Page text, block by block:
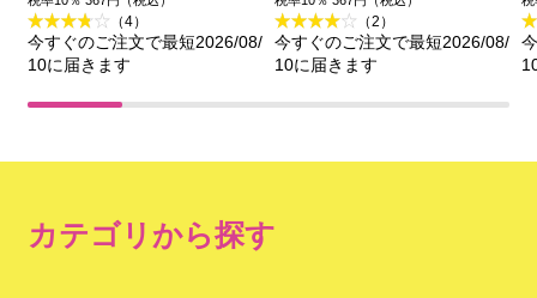
マンダム (医薬部外品)
（4）
今すぐのご注文で最短2026/08/
10に届きます
外品)
（2）
今すぐのご注文で最短2026/08/
10に届きます
カテゴリから探す